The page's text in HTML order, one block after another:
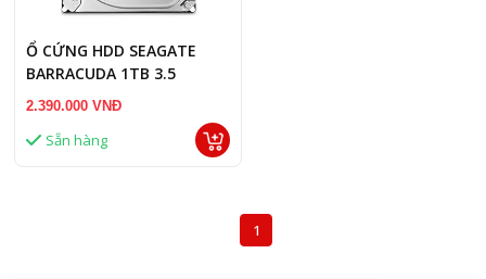
Ổ CỨNG HDD SEAGATE
BARRACUDA 1TB 3.5
2.390.000 VNĐ
Sẵn hàng
1